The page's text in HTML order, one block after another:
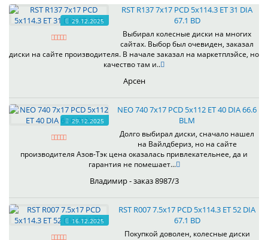
29.12.2025
RST R137 7x17 PCD 5x114.3 ET 31 DIA
67.1 BD
Выбирал колесные диски на многих
сайтах. Выбор был очевиден, заказал
диски на сайте производителя. В начале заказал на маркетплэйсе, но
качество там и..
Арсен
29.12.2025
NEO 740 7x17 PCD 5x112 ET 40 DIA 66.6
BLM
Долго выбирал диски, сначало нашел
на Вайлдбериз, но на сайте
производителя Азов-Тэк цена оказалась привлекательнее, да и
гарантия не помешает...
Владимир - заказ 8987/3
16.12.2025
RST R007 7.5x17 PCD 5x114.3 ET 52 DIA
67.1 BD
Покупкой доволен, колесные диски